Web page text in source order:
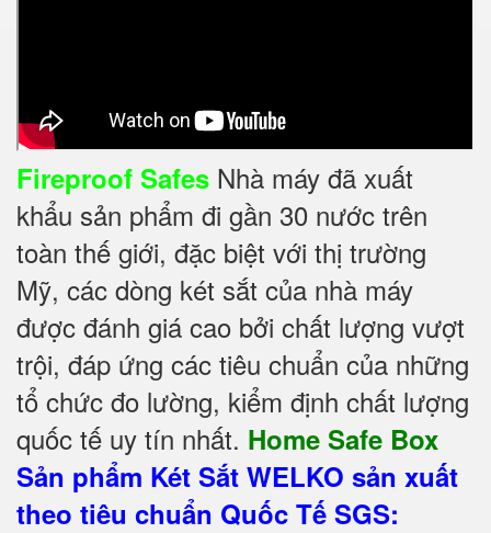
Fireproof Safes Nhà máy đã xuất
khẩu sản phẩm đi gần 30 nước trên
toàn thế giới, đặc biệt với thị trường
Mỹ, các dòng két sắt của nhà máy
được đánh giá cao bởi chất lượng vượt
trội, đáp ứng các tiêu chuẩn của những
tổ chức đo lường, kiểm định chất lượng
quốc tế uy tín nhất. Home Safe Box
Sản phẩm Két Sắt WELKO sản xuất
theo tiêu chuẩn Quốc Tế SGS: